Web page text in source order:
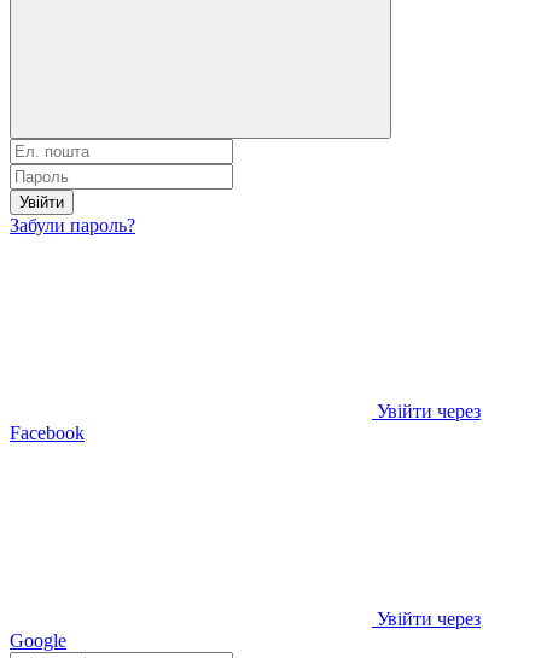
Увійти
Забули пароль?
Увійти через
Facebook
Увійти через
Google